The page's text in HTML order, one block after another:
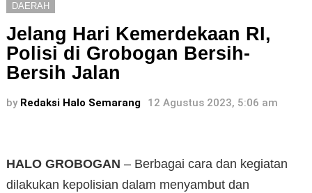
DAERAH
Jelang Hari Kemerdekaan RI,
Polisi di Grobogan Bersih-
Bersih Jalan
by Redaksi Halo Semarang 12 Agustus 2023, 5:06 am
HALO GROBOGAN – Berbagai cara dan kegiatan
dilakukan kepolisian dalam menyambut dan